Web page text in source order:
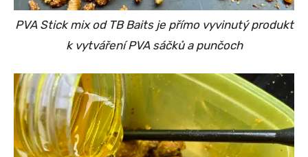
PVA Stick mixod TB Baits je přímo vyvinutý produkt
k vytváření PVA sáčků a punčoch